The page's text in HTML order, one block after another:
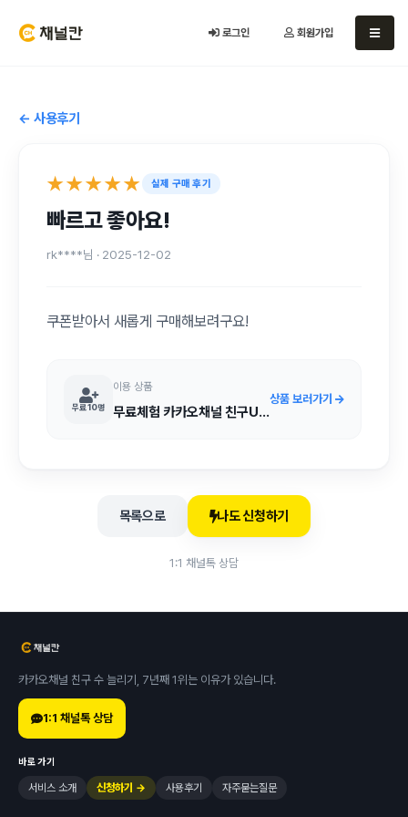
로그인 회원가입
← 사용후기
★★★★★ 실제 구매 후기
빠르고 좋아요!
rk****님 · 2025-12-02
쿠폰받아서 새롭게 구매해보려구요!
무료 10명
이용 상품
무료체험 카카오채널 친구UP
상품 보러가기
목록으로 나도 신청하기
1:1 채널톡 상담
카카오채널 친구 수 늘리기, 7년째 1위는 이유가 있습니다.
1:1 채널톡 상담
바로가기
서비스 소개 신청하기 → 사용후기 자주묻는질문